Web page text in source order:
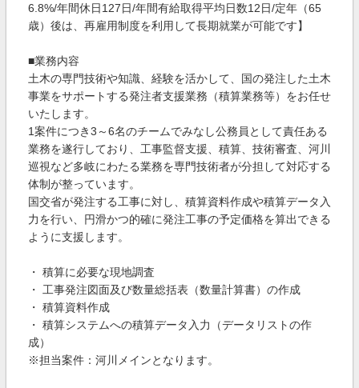
6.8%/年間休日127日/年間有給取得平均日数12日/定年（65
歳）後は、再雇用制度を利用して長期就業が可能です】
■業務内容
土木の専門技術や知識、経験を活かして、国の発注した土木
事業をサポートする発注者支援業務（積算業務等）をお任せ
いたします。
1案件につき3～6名のチームでみなし公務員として責任ある
業務を遂行しており、工事監督支援、積算、技術審査、河川
巡視など多岐にわたる業務を専門技術者が分担して対応する
体制が整っています。
国交省が発注する工事に対し、積算資料作成や積算データ入
力を行い、円滑かつ的確に発注工事の予定価格を算出できる
ように支援します。
・ 積算に必要な現地調査
・ 工事発注図面及び数量総括表（数量計算書）の作成
・ 積算資料作成
・ 積算システムへの積算データ入力（データリストの作
成）
※担当案件：河川メインとなります。